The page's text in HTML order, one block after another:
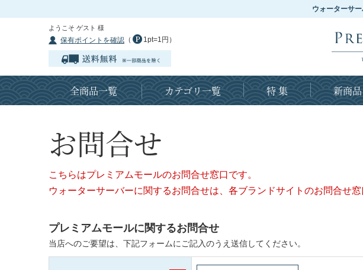
ウォーターサ
ようこそ ゲスト 様
保有ポイントを確認 （ 1pt=1円）
全商品一覧 カテゴリ一覧 特 集 新商品
お問合せ
こちらはプレミアムモールのお問合せ窓口です。
ウォーターサーバーに関するお問合せは、各ブランドサイトのお問合せ窓
プレミアムモールに関するお問合せ
当店へのご要望は、下記フォームにご記入のうえ送信してください。